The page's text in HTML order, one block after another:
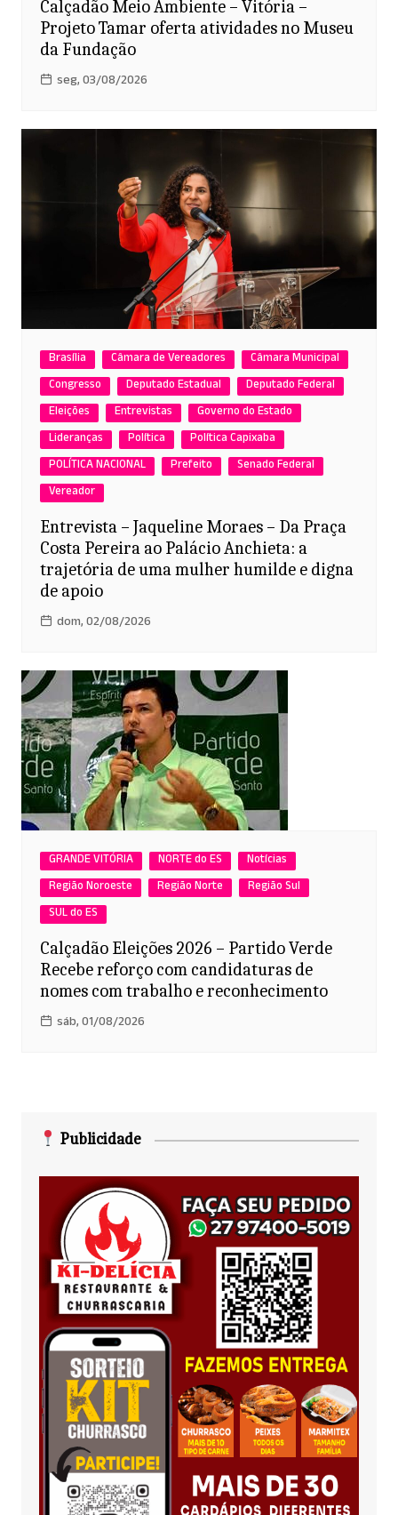
Calçadão Meio Ambiente – Vitória –
Projeto Tamar oferta atividades no Museu
da Fundação
seg, 03/08/2026
Brasília Câmara de Vereadores
Câmara Municipal
Congresso
Deputado Estadual
Deputado Federal
Eleições
Entrevistas
Governo do Estado
Lideranças
Política
Política Capixaba
POLÍTICA NACIONAL
Prefeito
Senado Federal
Vereador
Entrevista – Jaqueline Moraes – Da Praça
Costa Pereira ao Palácio Anchieta: a
trajetória de uma mulher humilde e digna
de apoio
dom, 02/08/2026
GRANDE VITÓRIA NORTE do ES
Notícias
Região Noroeste
Região Norte
Região Sul
SUL do ES
Calçadão Eleições 2026 – Partido Verde
Recebe reforço com candidaturas de
nomes com trabalho e reconhecimento
sáb, 01/08/2026
Publicidade